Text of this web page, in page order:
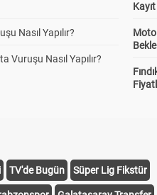
Nasıl Yapılır?
Vuruşu Nasıl Yapılır?
TV'de Bugün Süper Lig Fikstür